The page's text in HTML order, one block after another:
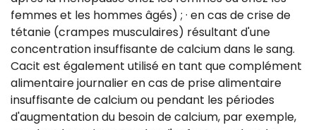
femmes et les hommes âgés) ; · en cas de crise de
tétanie (crampes musculaires) résultant d'une
concentration insuffisante de calcium dans le sang.
Cacit est également utilisé en tant que complément
alimentaire journalier en cas de prise alimentaire
insuffisante de calcium ou pendant les périodes
d'augmentation du besoin de calcium, par exemple,